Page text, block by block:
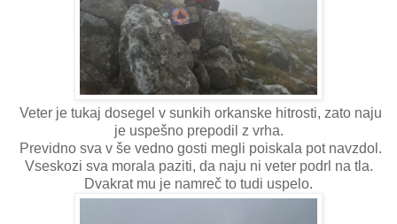
Veter je tukaj dosegel v sunkih orkanske hitrosti, zato naju
je uspešno prepodil z vrha.
Previdno sva v še vedno gosti megli poiskala pot navzdol.
Vseskozi sva morala paziti, da naju ni veter podrl na tla.
Dvakrat mu je namreč to tudi uspelo.